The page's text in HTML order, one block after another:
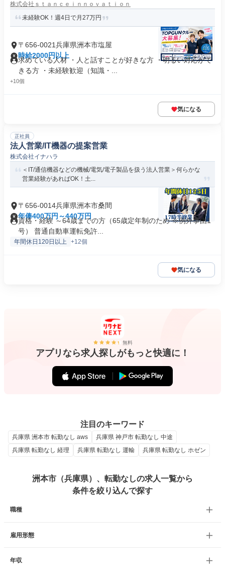
株式会社ｓｔａｎｃｅｉｎｎｏｖａｔｉｏｎ
未経験OK！週4日で月27万円
〒656-0021兵庫県洲本市塩屋
時給2000円以上
求めている人材 ・人と話すことが好きな方 ・明るい対応がで
きる方 ・未経験歓迎（知識・...
+10個
気になる
正社員
法人営業/IT機器の提案営業
株式会社イナハラ
＜IT/通信機器などの機械/電気/電子製品を扱う法人営業＞何らかな
営業経験があればOK！土...
〒656-0014兵庫県洲本市桑間
年俸400万円～440万円
資格・経験 ～64歳までの方（65歳定年制のため ※例外事由1
号） 普通自動車運転免許...
年間休日120日以上 +12個
気になる
無料
アプリなら求人探しがもっと快適に！
注目のキーワード
兵庫県 洲本市 転勤なし aws
兵庫県 神戸市 転勤なし 中途
兵庫県 転勤なし 経理
兵庫県 転勤なし 運輸 兵庫県 転勤なし ホゼン
洲本市（兵庫県）、転勤なしの求人一覧から
条件を絞り込んで探す
職種
雇用形態
年収